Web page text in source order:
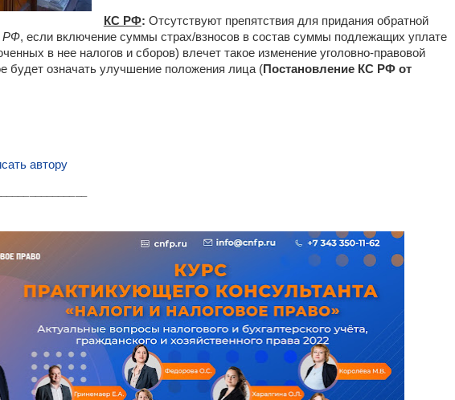
КС РФ: Отсутствуют препятствия для придания обратной
РФ, если включение суммы страх/взносов в состав суммы подлежащих уплате
в нее налогов и сборов) влечет такое изменение уголовно-правовой
будет означать улучшение положения лица (Постановление КС РФ от
автору